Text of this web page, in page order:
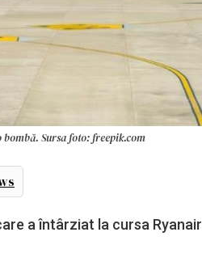
Sursa foto: freepik.com
a întârziat la cursa